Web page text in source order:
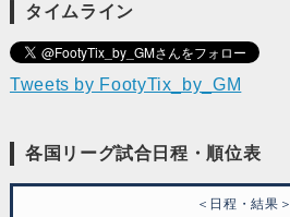
タイムライン
Tweets by FootyTix_by_GM
各国リーグ試合日程・順位表
＜日程・結果＞